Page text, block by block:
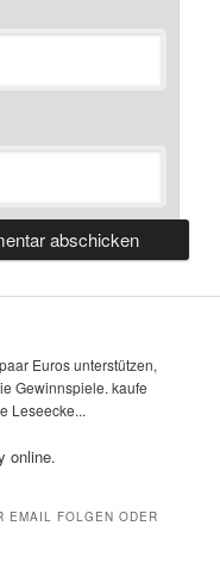
Euros unterstützen,
Gewinnspiele. kaufe
Leseecke...
EMAIL FOLGEN ODER